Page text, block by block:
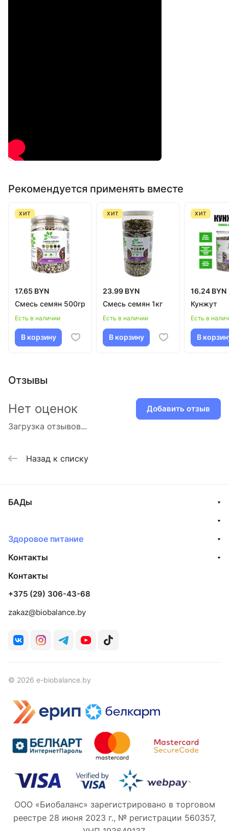
Рекомендуется применять вместе
ХИТ
17.65 BYN
Смесь семян 500гр
Есть в наличии
В корзину
ХИТ
23.99 BYN
Смесь семян 1кг
Есть в наличии
В корзину
ХИТ
16.24 BYN
Кунжут
Есть в
В
Отзывы
Загрузка отзывов...
Нет оценок Добавить отзыв
Назад к списку
БАДы
Здоровое питание
Контакты
Контакты
+375 (29) 306-43-68
zakaz@biobalance.by
© 2026 e-biobalance.by
ООО «Биобаланс» зарегистрировано в торговом
реестре 28 июня 2023 г., № регистрации 560357,